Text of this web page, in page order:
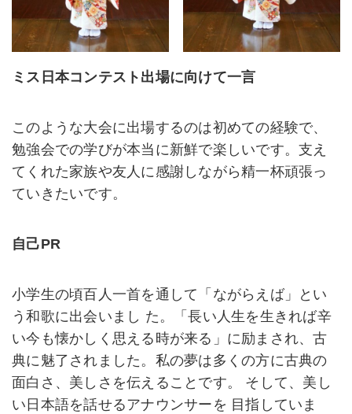
ミス日本コンテスト出場に向けて一言
このような大会に出場するのは初めての経験で、
勉強会での学びが本当に新鮮で楽しいです。支え
てくれた家族や友人に感謝しながら精一杯頑張っ
ていきたいです。
自己PR
小学生の頃百人一首を通して「ながらえば」とい
う和歌に出会いまし た。「長い人生を生きれば辛
い今も懐かしく思える時が来る」に励まされ、古
典に魅了されました。私の夢は多くの方に古典の
面白さ、美しさを伝えることです。 そして、美し
い日本語を話せるアナウンサーを 目指していま